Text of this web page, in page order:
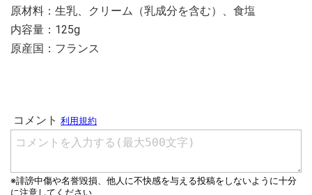
原材料：生乳、クリーム（乳成分を含む）、食塩
内容量：125g
原産国：フランス